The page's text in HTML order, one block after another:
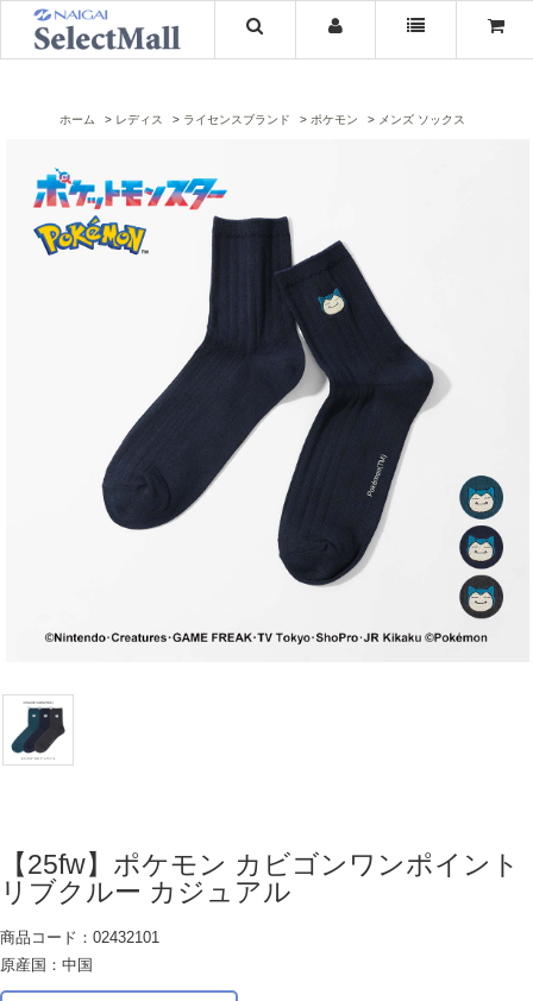
ホーム レディス ライセンスブランド ポケモン メンズ ソックス
【25fw】ポケモン カビゴンワンポイント
リブクルー カジュアル
商品コード：02432101
原産国：中国